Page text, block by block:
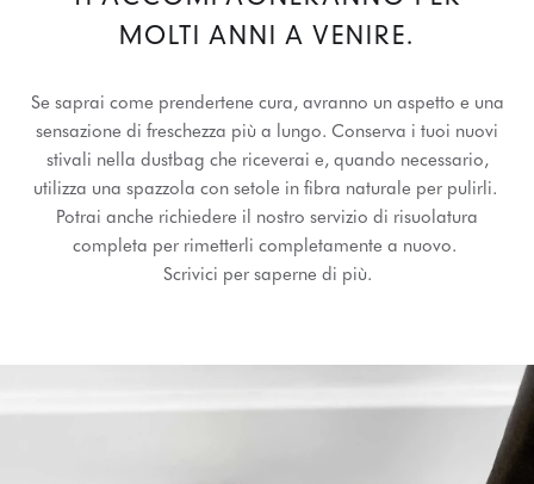
MOLTI ANNI A VENIRE.
Se saprai come prendertene cura, avranno un aspetto e una
sensazione di freschezza più a lungo. Conserva i tuoi nuovi
stivali nella dustbag che riceverai e, quando necessario,
utilizza una spazzola con setole in fibra naturale per pulirli.
Potrai anche richiedere il nostro servizio di risuolatura
completa per rimetterli completamente a nuovo.
Scrivici per saperne di più.